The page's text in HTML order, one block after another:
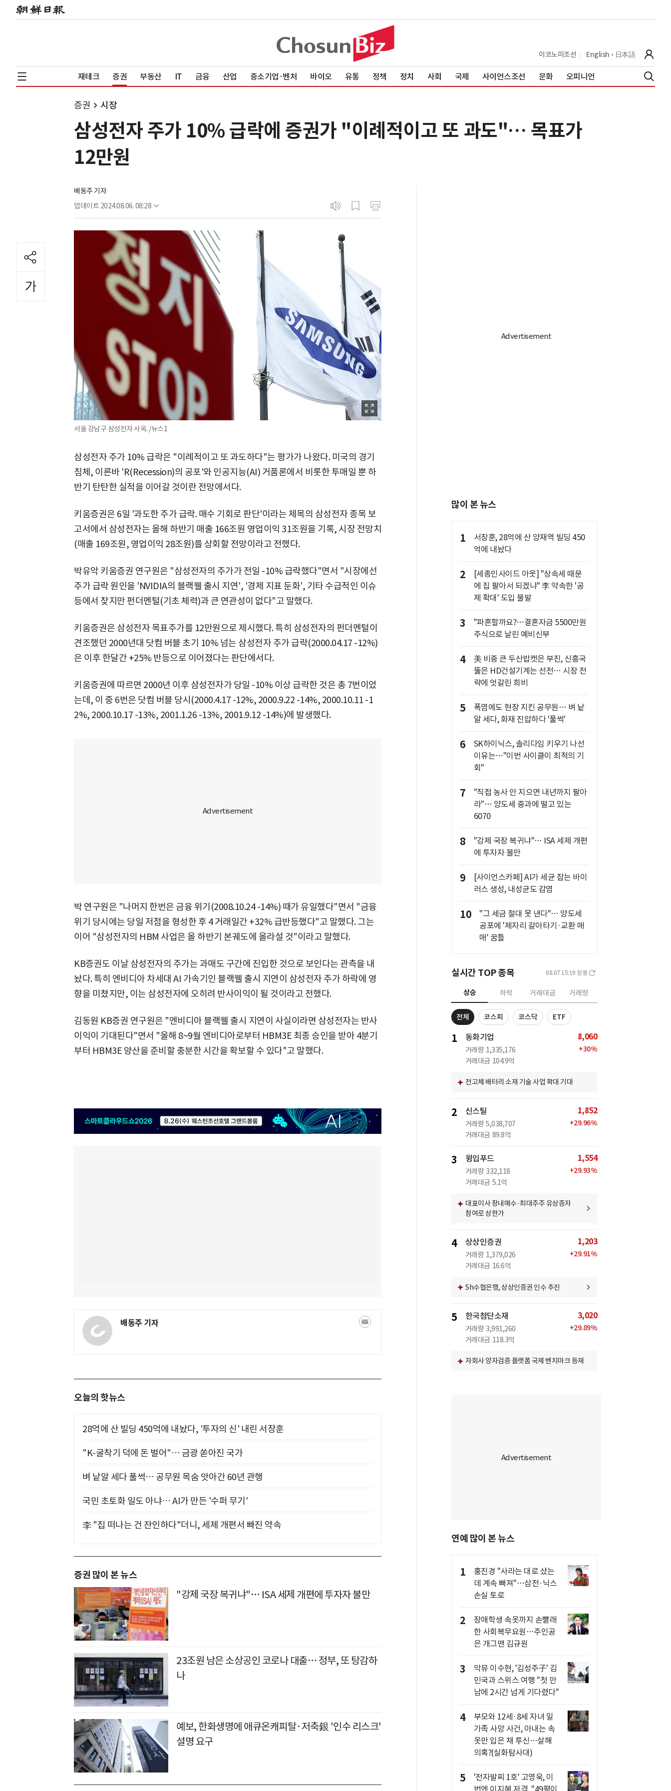
이코노미조선 English 日本語
재테크 증권 부동산 IT 금융 산업 중소기업·벤처 바이오 유통 정책 정치 사회 국제 사이언스조선 문화 오피니언
증권 시장
삼성전자 주가 10% 급락에 증권가 "이례적이고 또 과도"… 목표가
12만원
배동주 기자
업데이트 2024.08.06. 08:28
서울 강남구 삼성전자 사옥. /뉴스1
삼성전자 주가 10% 급락은 "이례적이고 또 과도하다"는 평가가 나왔다. 미국의 경기
침체, 이른바 'R(Recession)의 공포'와 인공지능(AI) 거품론에서 비롯한 투매일 뿐 하
반기 탄탄한 실적을 이어갈 것이란 전망에서다.
키움증권은 6일 '과도한 주가 급락. 매수 기회로 판단'이라는 제목의 삼성전자 종목 보
고서에서 삼성전자는 올해 하반기 매출 166조원 영업이익 31조원을 기록, 시장 전망치
(매출 169조원, 영업이익 28조원)를 상회할 전망이라고 전했다.
박유악 키움증권 연구원은 "삼성전자의 주가가 전일 -10% 급락했다"면서 "시장에선
주가 급락 원인을 'NVIDIA의 블랙웰 출시 지연', '경제 지표 둔화', 기타 수급적인 이슈
등에서 찾지만 펀더멘털(기초 체력)과 큰 연관성이 없다"고 말했다.
키움증권은 삼성전자 목표주가를 12만원으로 제시했다. 특히 삼성전자의 펀더멘털이
견조했던 2000년대 닷컴 버블 초기 10% 넘는 삼성전자 주가 급락(2000.04.17 -12%)
은 이후 한달간 +25% 반등으로 이어졌다는 판단에서다.
키움증권에 따르면 2000년 이후 삼성전자가 당일 -10% 이상 급락한 것은 총 7번이었
는데, 이 중 6번은 닷컴 버블 당시(2000.4.17 -12%, 2000.9.22 -14%, 2000.10.11 -1
2%, 2000.10.17 -13%, 2001.1.26 -13%, 2001.9.12 -14%)에 발생했다.
박 연구원은 "나머지 한번은 금융 위기(2008.10.24 -14%) 때가 유일했다"면서 "금융
위기 당시에는 당일 저점을 형성한 후 4 거래일간 +32% 급반등했다"고 말했다. 그는
이어 "삼성전자의 HBM 사업은 올 하반기 본궤도에 올라설 것"이라고 말했다.
KB증권도 이날 삼성전자의 주가는 과매도 구간에 진입한 것으로 보인다는 관측을 내
놨다. 특히 엔비디아 차세대 AI 가속기인 블랙웰 출시 지연이 삼성전자 주가 하락에 영
향을 미쳤지만, 이는 삼성전자에 오히려 반사이익이 될 것이라고 전했다.
김동원 KB증권 연구원은 "엔비디아 블랙웰 출시 지연이 사실이라면 삼성전자는 반사
이익이 기대된다"면서 "올해 8~9월 엔비디아로부터 HBM3E 최종 승인을 받아 4분기
부터 HBM3E 양산을 준비할 충분한 시간을 확보할 수 있다"고 말했다.
배동주 기자
오늘의 핫뉴스
28억에 산 빌딩 450억에 내놨다, '투자의 신' 내린 서장훈
"K-굴착기 덕에 돈 벌어"… 금광 쏟아진 국가
벼 낱알 세다 풀썩… 공무원 목숨 앗아간 60년 관행
국민 초토화 일도 아냐… AI가 만든 '수퍼 무기'
李 "집 떠나는 건 잔인하다"더니, 세제 개편서 빠진 약속
증권 많이 본 뉴스
"강제 국장 복귀냐"… ISA 세제 개편에 투자자 불만
23조원 남은 소상공인 코로나 대출… 정부, 또 탕감하
나
예보, 한화생명에 애큐온캐피탈·저축銀 '인수 리스크'
설명 요구
많이 본 뉴스
1
서장훈, 28억에 산 양재역 빌딩 450
억에 내놨다
2
[세종인사이드 아웃] "상속세 때문
에 집 팔아서 되겠냐" 李 약속한 '공
제 확대' 도입 불발
3
"파혼할까요?…결혼자금 5500만원
주식으로 날린 예비신부
4
美 비중 큰 두산밥캣은 부진, 신흥국
뚫은 HD건설기계는 선전… 시장 전
략에 엇갈린 희비
5
폭염에도 현장 지킨 공무원… 벼 낱
알 세다, 화재 진압하다 '풀썩'
6
SK하이닉스, 솔리다임 키우기 나선
이유는…"이번 사이클이 최적의 기
회"
7
"직접 농사 안 지으면 내년까지 팔아
라"… 양도세 중과에 떨고 있는
6070
8
"강제 국장 복귀냐"… ISA 세제 개편
에 투자자 불만
9
[사이언스카페] AI가 세균 잡는 바이
러스 생성, 내성균도 감염
10
"그 세금 절대 못 낸다"… 양도세
공포에 '제자리 갈아타기·교환 매
매' 꿈틀
실시간 TOP 종목 08.07 15:19 장중
상승 하락 거래대금 거래량
전체 코스피 코스닥 ETF
1 동화기업
거래량 1,335,176
거래대금 104.9억
8,060
+30%
전고체 배터리 소재 기술 사업 확대 기대
2 신스틸
거래량 5,038,707
거래대금 89.8억
1,852
+29.96%
3 윙입푸드
거래량 332,118
거래대금 5.1억
1,554
+29.93%
대표이사 장내매수·최대주주 유상증자
참여로 상한가
4 상상인증권
거래량 1,379,026
거래대금 16.6억
1,203
+29.91%
Sh수협은행, 상상인증권 인수 추진
5 한국첨단소재
거래량 3,991,260
거래대금 118.3억
3,020
+29.89%
자회사 양자검증 플랫폼 국제 벤치마크 등재
연예 많이 본 뉴스
1
홍진경 "사라는 대로 샀는
데 계속 빠져"…삼전·닉스
손실 토로
2
장애학생 속옷까지 손빨래
한 사회복무요원…주인공
은 개그맨 김규원
3
악뮤 이수현, '김성주子' 김
민국과 스위스 여행 "첫 만
남에 2시간 넘게 기다렸다"
4
부모와 12세·8세 자녀 일
가족 사망 사건, 아내는 속
옷만 입은 채 투신…살해
의혹?(실화탐사대)
5
'전자발찌 1호' 고영욱, 이
번엔 이지혜 저격.."49평이